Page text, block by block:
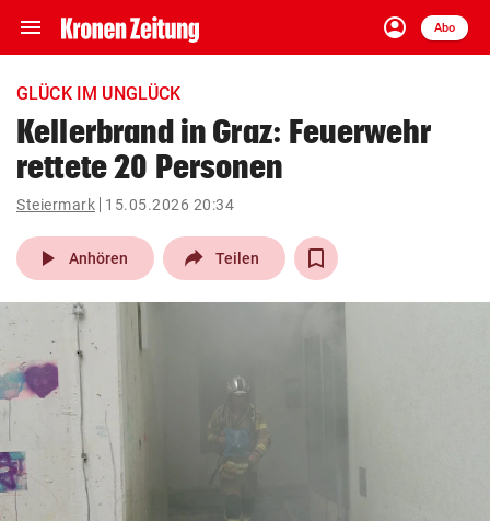
menu Navigation
ein-/ausklappen
account_circle
Anmelden
Abo
close Schließen
account_circle Anmelden
pin_drop
Wien arrow_right
bookmark
search
Suchbegriff
eingeben
© Krone Multimedia GmbH & Co KG 2026
GLÜCK IM UNGLÜCK
Kellerbrand in Graz: Feuerwehr
rettete 20 Personen
Steiermark 15.05.2026 20:34
play_arrow Anhören Teilen